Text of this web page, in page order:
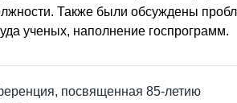
Также были обсуждены
ученых, наполнение госпрограмм.
посвященная 85-летию